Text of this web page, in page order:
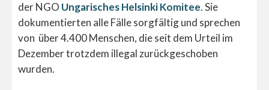
der NGO Ungarisches Helsinki Komitee. Sie
dokumentierten alle Fälle sorgfältig und sprechen
von über 4.400 Menschen, die seit dem Urteil im
Dezember trotzdem illegal zurückgeschoben
wurden.